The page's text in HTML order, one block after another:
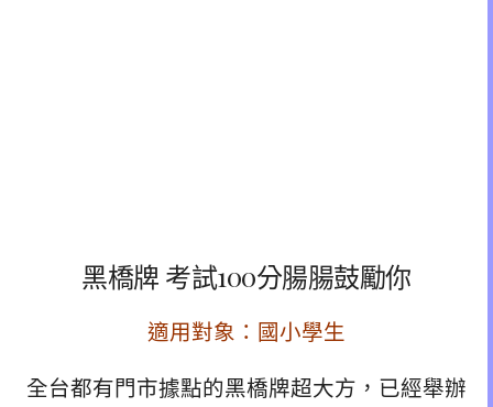
黑橋牌 考試100分腸腸鼓勵你
適用對象：國小學生
全台都有門市據點的黑橋牌超大方，已經舉辦